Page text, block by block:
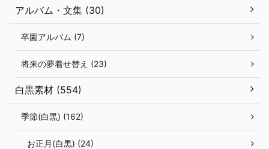
アルバム・文集 (30)
卒園アルバム (7)
将来の夢着せ替え (23)
白黒素材 (554)
季節(白黒) (162)
お正月(白黒) (24)